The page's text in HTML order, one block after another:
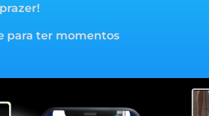
para ter momentos